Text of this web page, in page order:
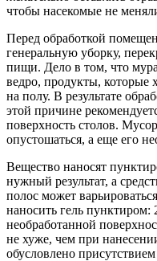
чтобы насекомые не
Перед обработкой
генеральную уборку,
пищи. Дело в том, что
ведро, продукты, которые
на полу. В результате
этой причине
поверхность столов.
опустошаться, а еще его
Вещество наносят
нужный результат, а
полос может
наносить гель пунктиром:
необработанной
не хуже, чем при
обусловлено